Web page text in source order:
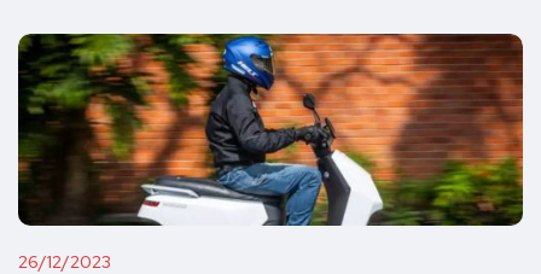
26/12/2023